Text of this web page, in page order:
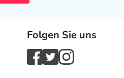
Folgen Sie uns